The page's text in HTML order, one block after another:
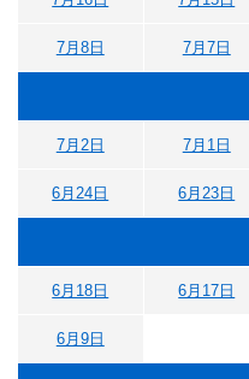
7月8日 7月7日
7月2日 7月1日
6月24日 6月23日
6月18日 6月17日
6月9日